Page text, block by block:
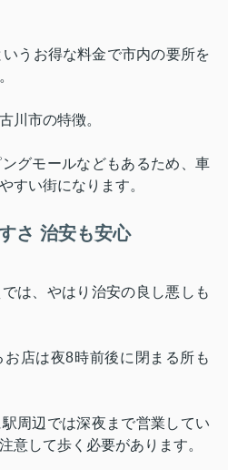
いうお得な料金で市内の要所を
川市の特徴。
グモールなどもあるため、車
すい街になります。
さ 治安も安心
は、やはり治安の良し悪しも
お店は夜8時前後に閉まる所も
周辺では深夜まで営業してい
意して歩く必要があります。